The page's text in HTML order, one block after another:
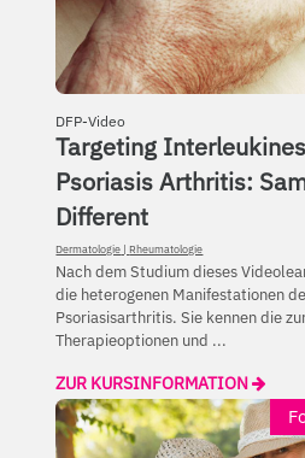
DFP-Video
Targeting
Psoriasis Arthritis:
Different
Dermatologie |Rheumatologie
Nach dem Studium dieses
die heterogenen Manifestationen
Psoriasisarthritis. Sie kennen die
Therapieoptionen und ...
ZUR KURSINFORMATION